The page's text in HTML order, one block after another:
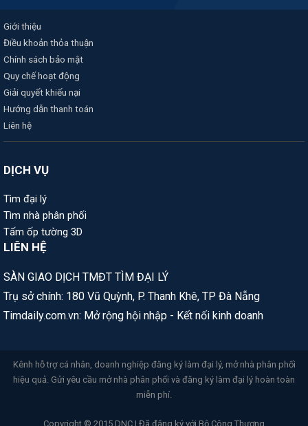
Giới thiệu
Điều khoản thỏa thuận
Chính sách bảo mật
Quy chế hoạt động
Giải quyết khiếu nại
Hướng dẫn thanh toán
Liên hệ
DỊCH VỤ
Tìm đại lý
Tìm nhà phân phối
Tấm ốp tường 3D
LIÊN HỆ
SÀN GIAO DỊCH TMĐT TÌM ĐẠI LÝ
Trụ sở chính: 180 Vũ Quỳnh, P. Thanh Khê, TP Đà Nẵng
Timdaily.com.vn: Mở rộng hội nhập - Kết nối kinh doanh
Kênh hỗ trợ cá nhân, doanh nghiệp đăng ký làm đại lý, mở nhà phân phối
hiệu quả. Gửi yêu cầu mở nhà phân phối và đăng ký làm đại lý hoàn toàn
miễn phí.
Copyright © 2015 DNC | Đã đăng ký với Bộ Công Thương